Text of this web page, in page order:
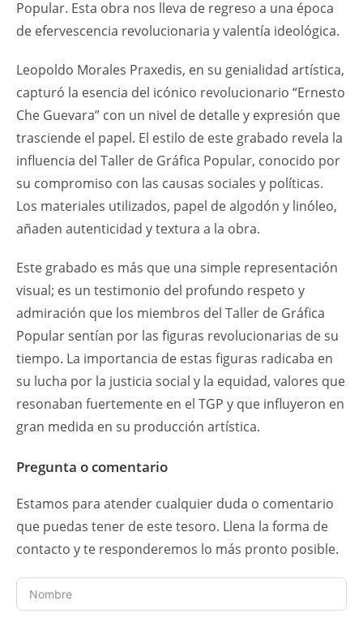
Popular. Esta obra nos lleva de regreso a una época
de efervescencia revolucionaria y valentía ideológica.
Leopoldo Morales Praxedis, en su genialidad artística,
capturó la esencia del icónico revolucionario “Ernesto
Che Guevara” con un nivel de detalle y expresión que
trasciende el papel. El estilo de este grabado revela la
influencia del Taller de Gráfica Popular, conocido por
su compromiso con las causas sociales y políticas.
Los materiales utilizados, papel de algodón y linóleo,
añaden autenticidad y textura a la obra.
Este grabado es más que una simple representación
visual; es un testimonio del profundo respeto y
admiración que los miembros del Taller de Gráfica
Popular sentían por las figuras revolucionarias de su
tiempo. La importancia de estas figuras radicaba en
su lucha por la justicia social y la equidad, valores que
resonaban fuertemente en el TGP y que influyeron en
gran medida en su producción artística.
Pregunta o comentario
Estamos para atender cualquier duda o comentario
que puedas tener de este tesoro. Llena la forma de
contacto y te responderemos lo más pronto posible.